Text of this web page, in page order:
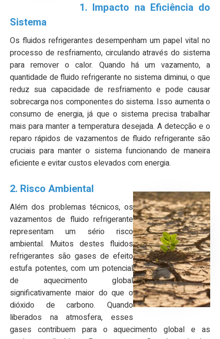
1. Impacto na Eficiência do
Sistema
Os fluidos refrigerantes desempenham um papel vital no
processo de resfriamento, circulando através do sistema
para remover o calor. Quando há um vazamento, a
quantidade de fluido refrigerante no sistema diminui, o que
reduz sua capacidade de resfriamento e pode causar
sobrecarga nos componentes do sistema. Isso aumenta o
consumo de energia, já que o sistema precisa trabalhar
mais para manter a temperatura desejada. A detecção e o
reparo rápidos de vazamentos de fluido refrigerante são
cruciais para manter o sistema funcionando de maneira
eficiente e evitar custos elevados com energia.
2. Risco Ambiental
Além dos problemas técnicos, os
vazamentos de fluido refrigerante
representam um sério risco
ambiental. Muitos destes fluidos
refrigerantes são gases de efeito
estufa potentes, com um potencial
de aquecimento global
significativamente maior do que o
dióxido de carbono. Quando
liberados na atmosfera, esses
gases contribuem para o aquecimento global e as